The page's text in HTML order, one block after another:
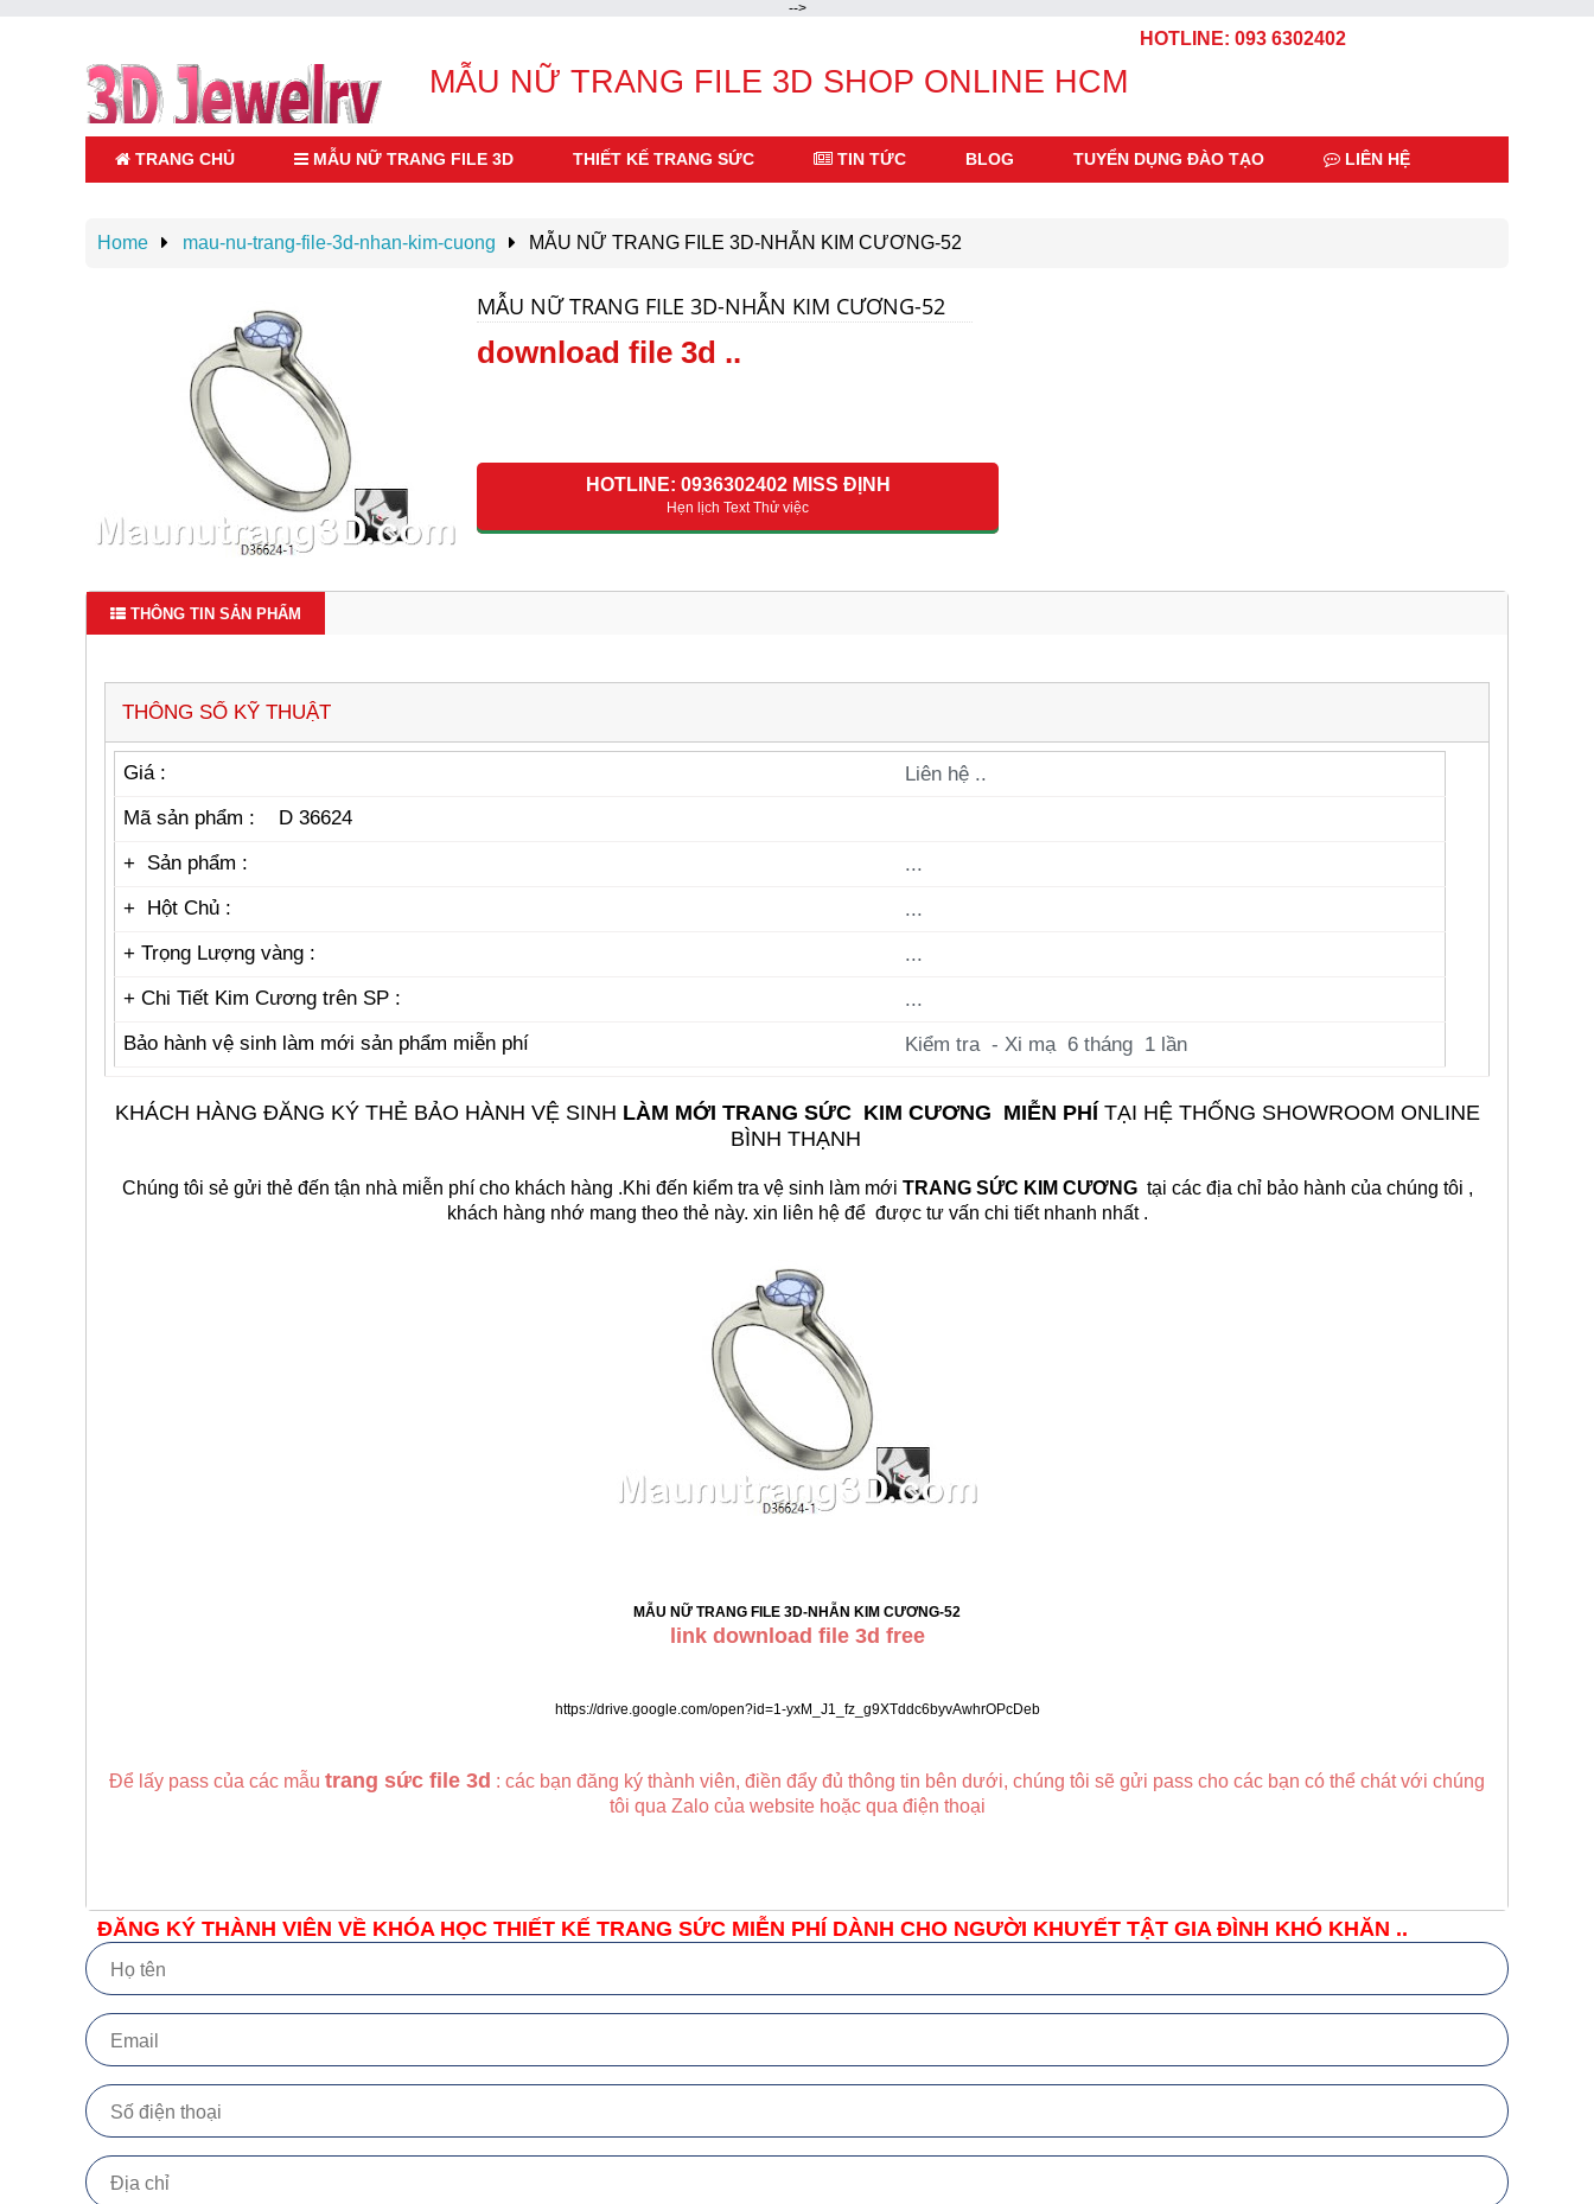
-->
Thiết kế trang sức,Mẫu nữ trang file 3d , shop
MẪU NỮ TRANG FILE 3D SHOP ONLINE HCM
HOTLINE: 093 6302402
TRANG CHỦ MẪU NỮ TRANG FILE 3D THIẾT KẾ TRANG SỨC TIN TỨC BLOG TUYỂN DỤNG ĐÀO TẠO LIÊN HỆ
Home mau-nu-trang-file-3d-nhan-kim-cuong MẪU NỮ TRANG FILE 3D-NHẪN KIM CƯƠNG-52
MẪU NỮ TRANG FILE 3D-NHẪN KIM CƯƠNG-52
download file 3d ..
HOTLINE: 0936302402 MISS ĐỊNH
Hẹn lịch Text Thử việc
THÔNG TIN SẢN PHẨM
THÔNG SỐ KỸ THUẬT
Giá :
Liên hệ ..
Mã sản phẩm : D 36624
+ Sản phẩm :
...
+ Hột Chủ :
...
+ Trọng Lượng vàng :
...
+ Chi Tiết Kim Cương trên SP :
...
Bảo hành vệ sinh làm mới sản phẩm miễn phí
Kiểm tra - Xi mạ 6 tháng 1 lần
KHÁCH HÀNG ĐĂNG KÝ THẺ BẢO HÀNH VỆ SINH LÀM MỚI TRANG SỨC KIM CƯƠNG MIỄN PHÍ TẠI HỆ THỐNG SHOWROOM ONLINE
BÌNH THẠNH
Chúng tôi sẻ gửi thẻ đến tận nhà miễn phí cho khách hàng .Khi đến kiểm tra vệ sinh làm mới TRANG SỨC KIM CƯƠNG tại các địa chỉ bảo hành của chúng tôi ,
khách hàng nhớ mang theo thẻ này. xin liên hệ để được tư vấn chi tiết nhanh nhất .
MẪU NỮ TRANG FILE 3D-NHẪN KIM CƯƠNG-52
link download file 3d free
https://drive.google.com/open?id=1-yxM_J1_fz_g9XTddc6byvAwhrOPcDeb
Để lấy pass của các mẫu trang sức file 3d : các bạn đăng ký thành viên, điền đẩy đủ thông tin bên dưới, chúng tôi sẽ gửi pass cho các bạn có thể chát với chúng
tôi qua Zalo của website hoặc qua điện thoại
ĐĂNG KÝ THÀNH VIÊN VỀ KHÓA HỌC THIẾT KẾ TRANG SỨC MIỄN PHÍ DÀNH CHO NGƯỜI KHUYẾT TẬT GIA ĐÌNH KHÓ KHĂN ..